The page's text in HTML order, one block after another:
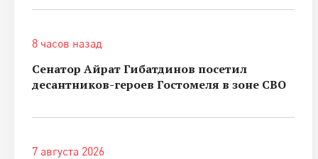
8 часов назад
Сенатор Айрат Гибатдинов посетил
десантников-героев Гостомеля в зоне СВО
7 августа 2026